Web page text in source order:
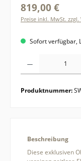
819,00 €
Preise inkl. MwSt.
Sofort verfügbar,
Produktnummer:
Beschreibung
Diese exklusiven